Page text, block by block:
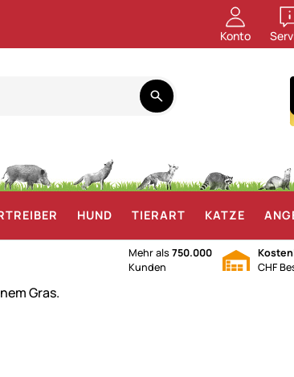
Konto
HUND TIERART KATZE
Mehr als750.000
Kunden
CHF